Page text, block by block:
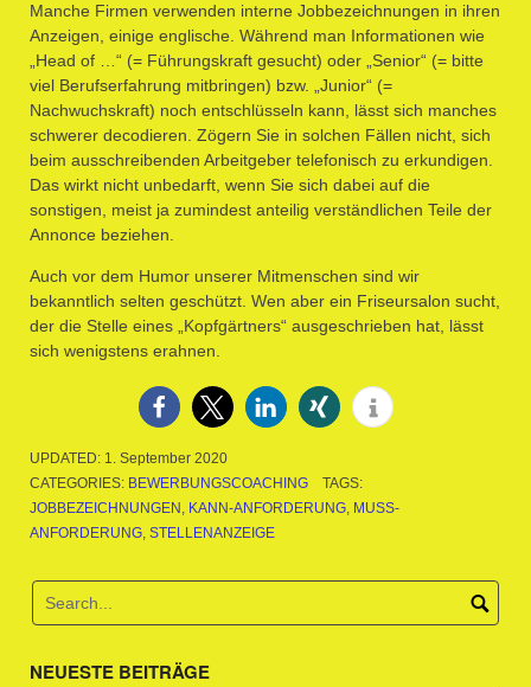
Manche Firmen verwenden interne Jobbezeichnungen in ihren
Anzeigen, einige englische. Während man Informationen wie
„Head of …“ (= Führungskraft gesucht) oder „Senior“ (= bitte
viel Berufserfahrung mitbringen) bzw. „Junior“ (=
Nachwuchskraft) noch entschlüsseln kann, lässt sich manches
schwerer decodieren. Zögern Sie in solchen Fällen nicht, sich
beim ausschreibenden Arbeitgeber telefonisch zu erkundigen.
Das wirkt nicht unbedarft, wenn Sie sich dabei auf die
sonstigen, meist ja zumindest anteilig verständlichen Teile der
Annonce beziehen.
Auch vor dem Humor unserer Mitmenschen sind wir
bekanntlich selten geschützt. Wen aber ein Friseursalon sucht,
der die Stelle eines „Kopfgärtners“ ausgeschrieben hat, lässt
sich wenigstens erahnen.
UPDATED: 1. September 2020
CATEGORIES: BEWERBUNGSCOACHING
TAGS:
JOBBEZEICHNUNGEN , KANN-ANFORDERUNG, MUSS-
ANFORDERUNG, STELLENANZEIGE
NEUESTE BEITRÄGE